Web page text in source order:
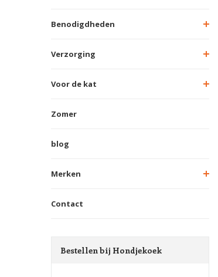
Benodigdheden
Verzorging
Voor de kat
Zomer
blog
Merken
Contact
Bestellen bij Hondjekoek